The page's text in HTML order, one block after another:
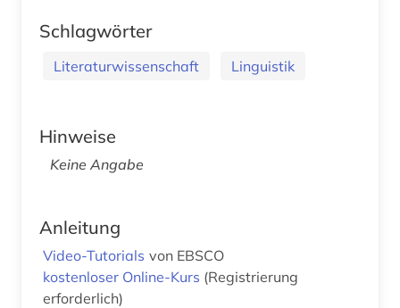
Schlagwörter
Literaturwissenschaft Linguistik
Hinweise
Keine Angabe
Anleitung
Video-Tutorials von EBSCO
kostenloser Online-Kurs (Registrierung
erforderlich)